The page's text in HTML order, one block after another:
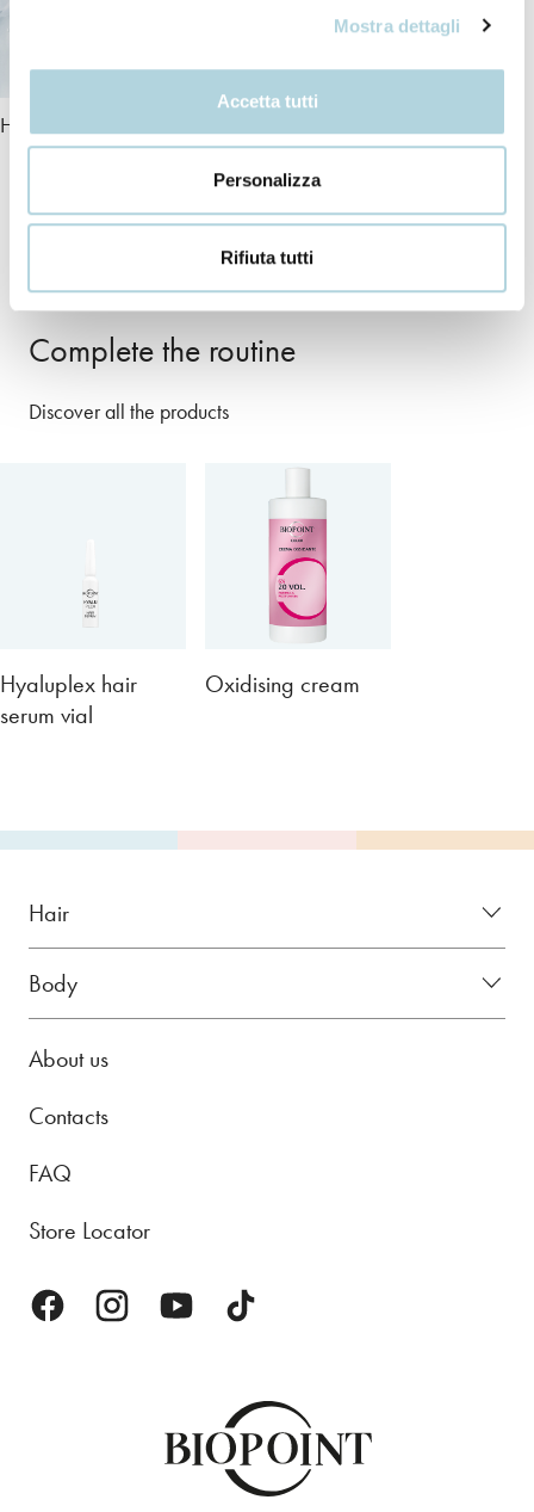
Mostra dettagli
Accetta tutti
Personalizza
Rifiuta tutti
Hyaluronic Acid
+ INCI
Complete the routine
Discover all the products
Hyaluplex hair
serum vial
Oxidising cream
Hair
Body
About us
Contacts
FAQ
Store Locator